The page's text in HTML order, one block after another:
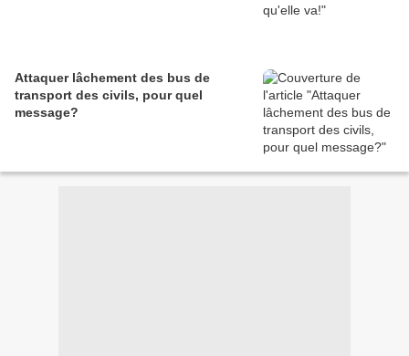
Attaquer lâchement des bus de
transport des civils, pour quel
message?